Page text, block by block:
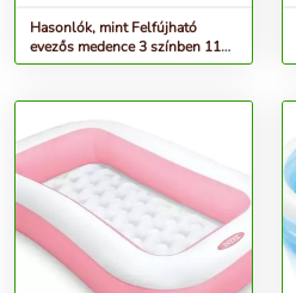
Hasonlók, mint Felfújható
evezős medence 3 színben 114
x 25 cm intex 57412